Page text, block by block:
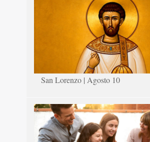
San Lorenzo | Agosto 10